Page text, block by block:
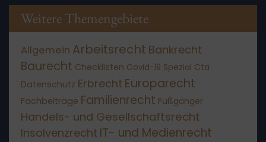
Weitere Themengebiete
Allgemein Arbeitsrecht Bankrecht
Baurecht Checklisten Covid-19 Spezial Cta
Datenschutz Erbrecht Europarecht
Fachbeiträge Familienrecht Fußgänger
Handels- und Gesellschaftsrecht
Insolvenzrecht IT- und Medienrecht